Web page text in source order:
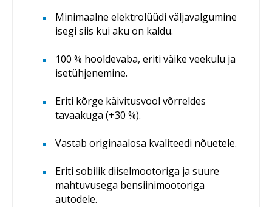
Minimaalne elektrolüüdi väljavalgumine
isegi siis kui aku on kaldu.
100 % hooldevaba, eriti väike veekulu ja
isetühjenemine.
Eriti kõrge käivitusvool võrreldes
tavaakuga (+30 %).
Vastab originaalosa kvaliteedi nõuetele.
Eriti sobilik diiselmootoriga ja suure
mahtuvusega bensiinimootoriga
autodele.